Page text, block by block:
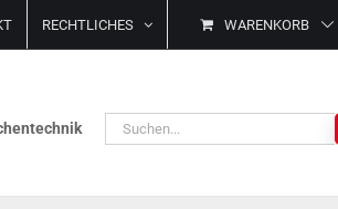
RECHTLICHES WARENKORB
Suche
nach: